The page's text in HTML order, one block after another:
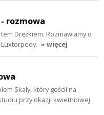
- rozmowa
Drężkiem. Rozmawiamy o
» więcej
Skały, który gościł na
przy okazji kwietniowej